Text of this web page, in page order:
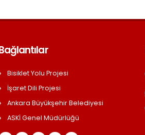
Bisiklet Yolu Projesi
İşaret Dili Projesi
Ankara Büyükşehir Belediyesi
ASKİ Genel Müdürlüğü